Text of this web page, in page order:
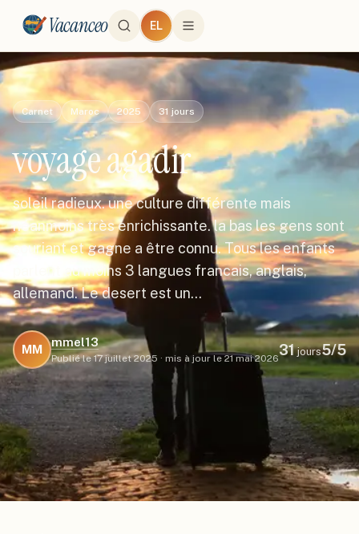
Vacanceo EL
Carnet Maroc 2025 31 jours
voyage agadir
soleil radieux. une culture différente mais
néanmoins très enrichissante. la bas les gens sont
souriant et gagne a être connu. Tous les enfants
parlent au moins 3 langues francais, anglais,
allemand. Le desert est un…
MM
mmel13
Publié le 17 juillet 2025 · mis à jour le 21 mai 2026
31jours5/5